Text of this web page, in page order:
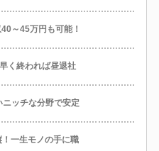
～45万円も可能！
く終われば昼退社
ッチな分野で安定
一生モノの手に職